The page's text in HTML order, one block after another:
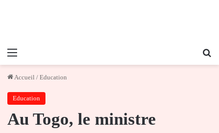
Menu
Accueil / Education
Education
Au Togo, le ministre